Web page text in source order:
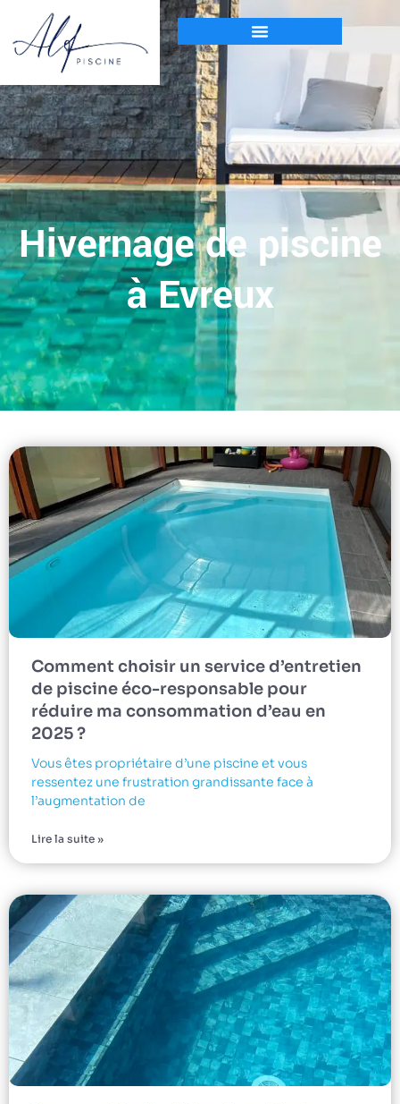
Hivernage de piscine
à Evreux
Comment choisir un service d’entretien
de piscine éco-responsable pour
réduire ma consommation d’eau en
2025 ?
Vous êtes propriétaire d’une piscine et vous
ressentez une frustration grandissante face à
l’augmentation de
Lire la suite »